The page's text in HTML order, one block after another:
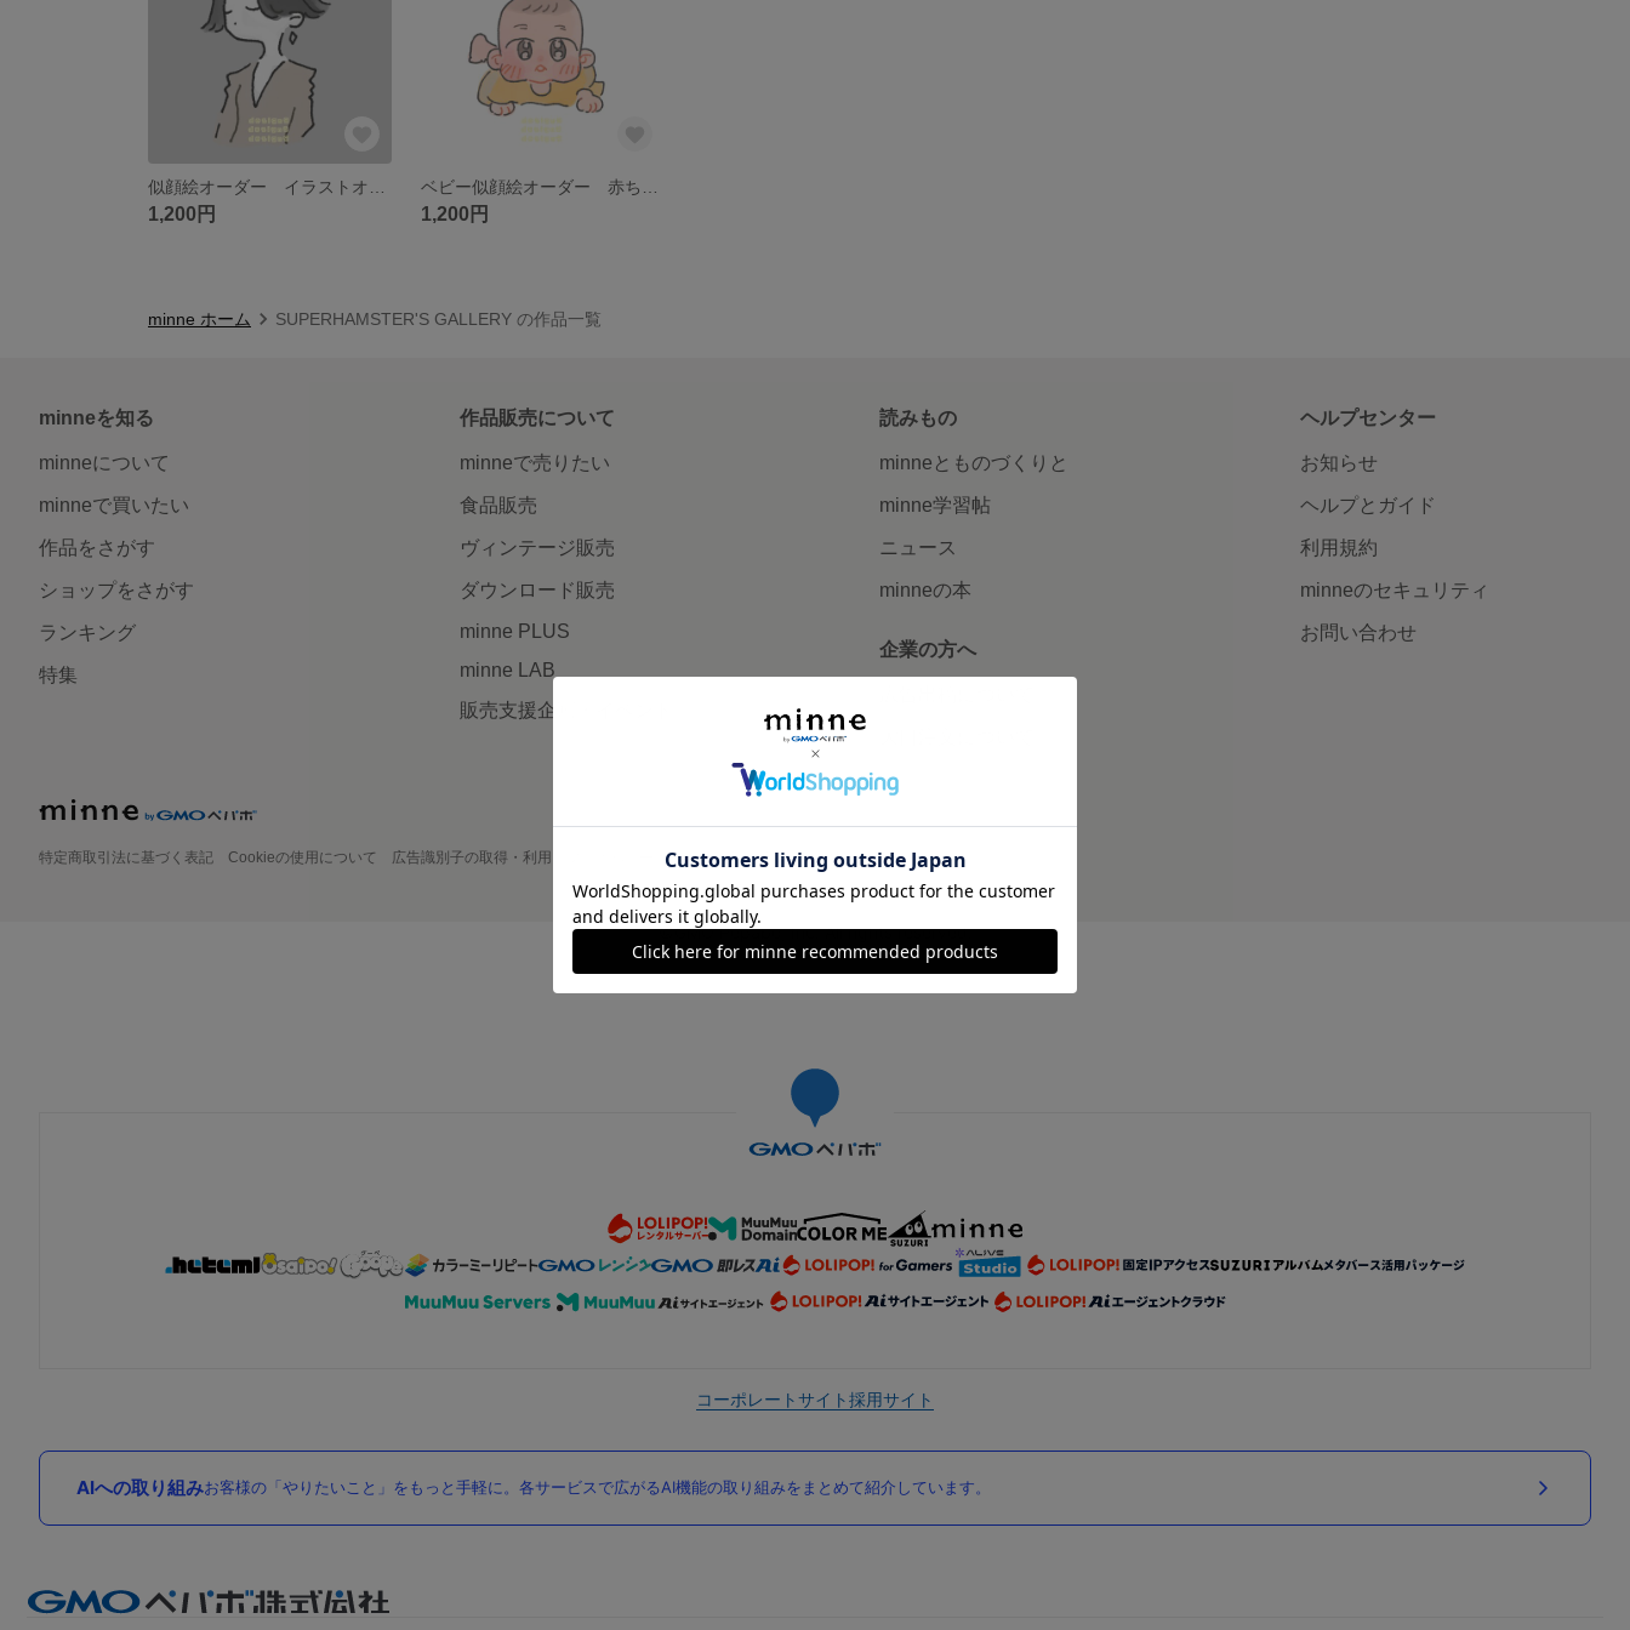
1,200円 1,200円
minne ホーム SUPERHAMSTER'S GALLERY の作品一覧
minneを知る
minneについて
minneで買いたい
作品をさがす
ショップをさがす
ランキング
特集
作品販売について
minneで売りたい
食品販売
ヴィンテージ販売
ダウンロード販売
minne PLUS
minne LAB
販売支援企画・イベント
読みもの
minneとものづくりと
minne学習帖
ニュース
minneの本
企業の方へ
ヘルプセンター
お知らせ
ヘルプとガイド
利用規約
minneのセキュリティ
お問い合わせ
特定商取引法に基づく表記 Cookieの使用について 広告識別子の取得・利用 プライバシーポリシー 会社概要 採用情報 メディアキット
©GMO Pepabo, Inc. All rights reserved.
コーポレートサイト採用サイト
AIへの取り組みお客様の「やりたいこと」をもっと手軽に。各サービスで広がるAI機能の取り組みをまとめて紹介しています。